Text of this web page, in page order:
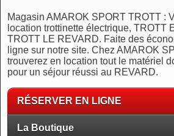
Magasin AMAROK SPORT TROTT :
location trottinette électrique, TROTT
TROTT LE REVARD. Faite des
ligne sur notre site. Chez AMAROK
trouverez en location tout le matériel
pour un séjour réussi au REVARD.
RÉSERVER EN LIGNE
La Boutique